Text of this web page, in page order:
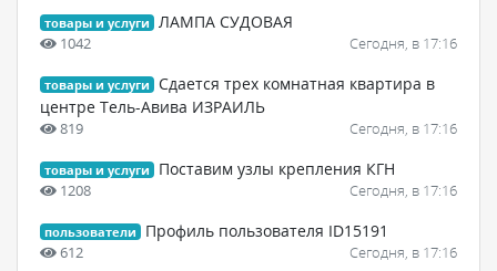
товары и услуги ЛАМПА СУДОВАЯ
1042 Сегодня, в 17:16
товары и услуги
Сдается трех комнатная квартира в
центре Тель-Авива ИЗРАИЛЬ
819 Сегодня, в 17:16
товары и услуги Поставим узлы крепления КГН
1208 Сегодня, в 17:16
пользователи Профиль пользователя ID15191
612 Сегодня, в 17:16